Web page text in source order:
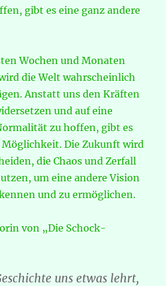
gibt es eine ganz andere
Wochen und Monaten
die Welt wahrscheinlich
Anstatt uns den Kräften
und auf eine
zu hoffen, gibt es
Möglichkeit. Die Zukunft wird
die Chaos und Zerfall
um eine andere Vision
und zu ermöglichen.
von „Die Schock-
uns etwas lehrt,